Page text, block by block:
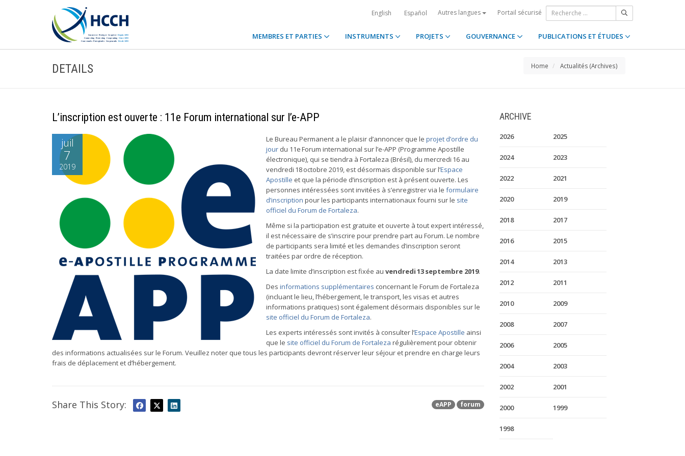
English Español Autres langues Portail sécurisé
MEMBRES ET PARTIES INSTRUMENTS PROJETS GOUVERNANCE PUBLICATIONS ET ÉTUDES
DETAILS Home Actualités (Archives)
L’inscription est ouverte : 11e Forum international sur l’e-APP
juil
7
2019
Le Bureau Permanent a le plaisir d’annoncer que le projet d’ordre du
jour du 11e Forum international sur l’e-APP (Programme Apostille
électronique), qui se tiendra à Fortaleza (Brésil), du mercredi 16 au
vendredi 18 octobre 2019, est désormais disponible sur l’Espace
Apostille et que la période d’inscription est à présent ouverte. Les
personnes intéressées sont invitées à s’enregistrer via le formulaire
d’inscription pour les participants internationaux fourni sur le site
officiel du Forum de Fortaleza.
Même si la participation est gratuite et ouverte à tout expert intéressé,
il est nécessaire de s’inscrire pour prendre part au Forum. Le nombre
de participants sera limité et les demandes d’inscription seront
traitées par ordre de réception.
La date limite d’inscription est fixée au vendredi 13 septembre 2019.
Des informations supplémentaires concernant le Forum de Fortaleza
(incluant le lieu, l’hébergement, le transport, les visas et autres
informations pratiques) sont également désormais disponibles sur le
site officiel du Forum de Fortaleza.
Les experts intéressés sont invités à consulter l’Espace Apostille ainsi
que le site officiel du Forum de Fortaleza régulièrement pour obtenir
des informations actualisées sur le Forum. Veuillez noter que tous les participants devront réserver leur séjour et prendre en charge leurs
frais de déplacement et d’hébergement.
eAPP forum
Share This Story:
ARCHIVE
2026 2025
2024 2023
2022 2021
2020 2019
2018 2017
2016 2015
2014 2013
2012 2011
2010 2009
2008 2007
2006 2005
2004 2003
2002 2001
2000 1999
1998